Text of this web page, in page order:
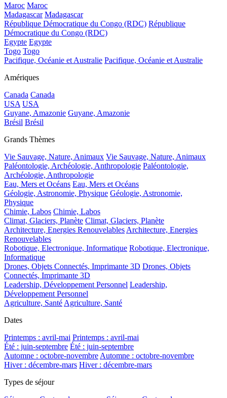
Maroc Maroc
Madagascar Madagascar
République Démocratique du Congo (RDC) République
Démocratique du Congo (RDC)
Egypte Egypte
Togo Togo
Pacifique, Océanie et Australie Pacifique, Océanie et Australie
Amériques
Canada Canada
USA USA
Guyane, Amazonie Guyane, Amazonie
Brésil Brésil
Grands Thèmes
Vie Sauvage, Nature, Animaux Vie Sauvage, Nature, Animaux
Paléontologie, Archéologie, Anthropologie Paléontologie,
Archéologie, Anthropologie
Eau, Mers et Océans Eau, Mers et Océans
Géologie, Astronomie, Physique Géologie, Astronomie,
Physique
Chimie, Labos Chimie, Labos
Climat, Glaciers, Planète Climat, Glaciers, Planète
Architecture, Energies Renouvelables Architecture, Energies
Renouvelables
Robotique, Electronique, Informatique Robotique, Electronique,
Informatique
Drones, Objets Connectés, Imprimante 3D Drones, Objets
Connectés, Imprimante 3D
Leadership, Développement Personnel Leadership,
Développement Personnel
Agriculture, Santé Agriculture, Santé
Dates
Printemps : avril-mai Printemps : avril-mai
Été : juin-septembre Été : juin-septembre
Automne : octobre-novembre Automne : octobre-novembre
Hiver : décembre-mars Hiver : décembre-mars
Types de séjour